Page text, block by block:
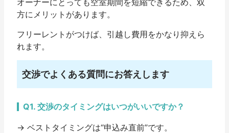
方にメリットがあります。
フリーレントがつけば、引越し費用をかなり抑えら
れます。
交渉でよくある質問にお答えします
Q1. 交渉のタイミングはいつがいいですか？
→ ベストタイミングは“申込み直前”です。